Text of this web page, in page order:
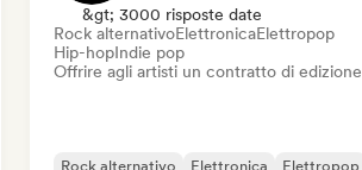
&gt; 3000 risposte date
Rock alternativoElettronicaElettropop
Hip-hopIndie pop
Offrire agli artisti un contratto di edizione
Rock alternativo Elettronica
Elettropop